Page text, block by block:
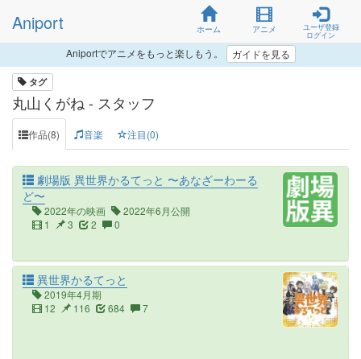
Aniport ホーム アニメ
ユーザ登録
ログイン
Aniportでアニメをもっと楽しもう。 ガイドを見る
タグ
丸山くがね - スタッフ
作品(8) 音楽 注目(0)
劇場版 異世界かるてっと 〜あなざーわーる
ど〜
2022年の映画
2022年6月公開
1
3 2 0
異世界かるてっと
2019年4月期
12
116 684 7